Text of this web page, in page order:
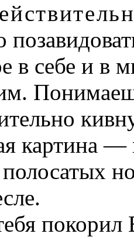
в себе и в
картина
покорил